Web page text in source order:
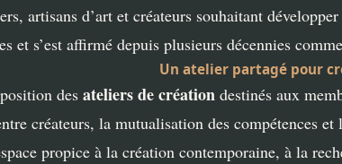
artisans d’art et créateurs souhaitant
et s’est affirmé depuis plusieurs décennies
Un atelier partagé pour
des ateliers de création destinés aux
créateurs, la mutualisation des compétences
propice à la création contemporaine, à la